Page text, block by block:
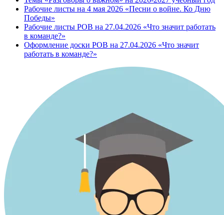
Рабочие листы на 4 мая 2026 «Песни о войне. Ко Дню
Победы»
Рабочие листы РОВ на 27.04.2026 «Что значит работать
в команде?»
Оформление доски РОВ на 27.04.2026 «Что значит
работать в команде?»